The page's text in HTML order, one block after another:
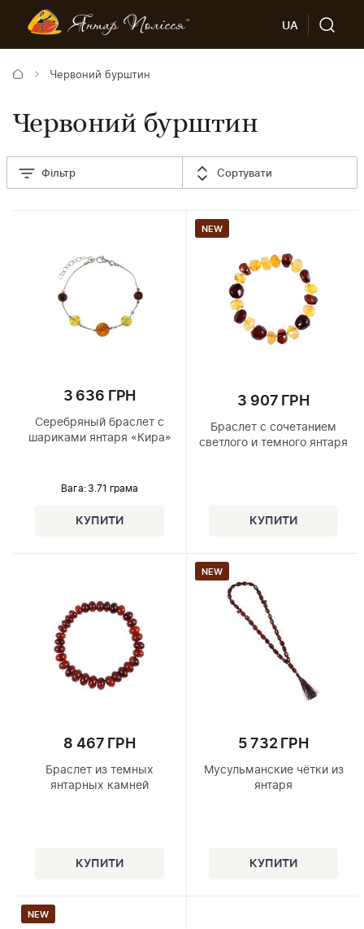
UA
Червоний бурштин
Червоний бурштин
Фільтр Сортувати
3 636 ГРН
Серебряный браслет с
шариками янтаря «Кира»
Вага: 3.71 грама
NEW
3 907 ГРН
Браслет с сочетанием
светлого и темного янтаря
8 467 ГРН
Браслет из темных
янтарных камней
NEW
5 732 ГРН
Мусульманские чётки из
янтаря
NEW